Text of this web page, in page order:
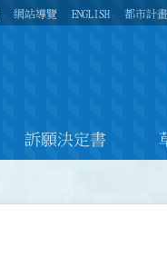
網站導覽 ENGLISH 都市計
訴願決定書